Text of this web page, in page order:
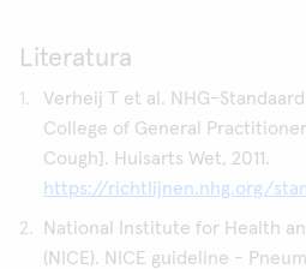
Literatura
Verheij T et al. NHG-
College of General
Cough]. Huisarts Wet, 2011.
https://richtlijnen.nhg.org/
National Institute for Health
(NICE). NICE guideline -